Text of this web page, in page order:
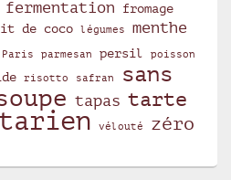
fermentation
fromage
de coco légumes menthe
Paris parmesan persil poisson
risotto safran
sans
tapas tarte
vélouté
zéro